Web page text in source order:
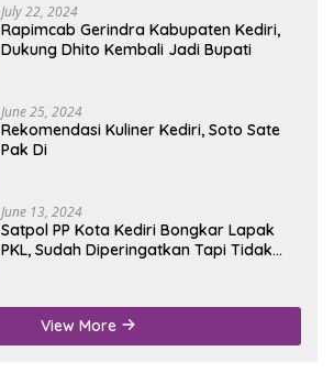
July 22, 2024
Rapimcab Gerindra Kabupaten Kediri,
Dukung Dhito Kembali Jadi Bupati
June 25, 2024
Rekomendasi Kuliner Kediri, Soto Sate
Pak Di
June 13, 2024
Satpol PP Kota Kediri Bongkar Lapak
PKL, Sudah Diperingatkan Tapi Tidak
View More